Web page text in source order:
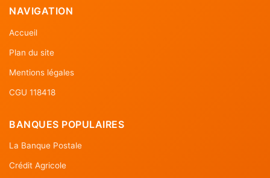
NAVIGATION
Accueil
Plan du site
Mentions légales
CGU 118418
BANQUES POPULAIRES
La Banque Postale
Crédit Agricole